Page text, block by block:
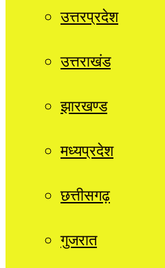
उत्तरप्रदेश
उत्तराखंड
झारखण्ड
मध्यप्रदेश
छत्तीसगढ़
गुजरात